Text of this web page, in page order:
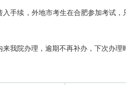
入手续，外地市考生在合肥参加考试
我院办理，逾期不再补办，下次办